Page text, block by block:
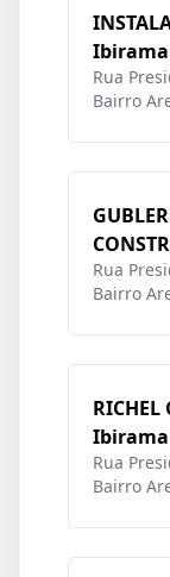
Ibirama
Rua
Bairro
Rua
Bairro
RICHEL
Ibirama
Rua
Bairro